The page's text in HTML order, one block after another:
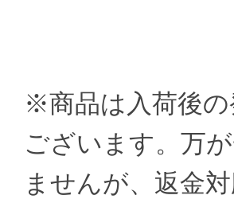
※商品は入荷後
ございます。万
ませんが、返金